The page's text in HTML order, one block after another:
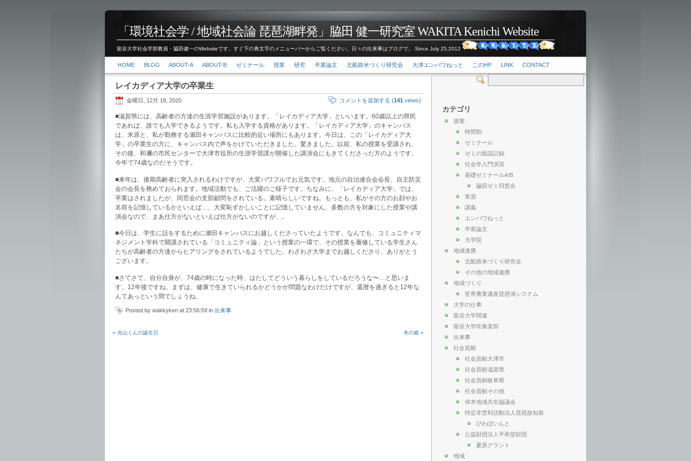
「環境社会学 / 地域社会論 琵琶湖畔発」脇田 健一研究室 WAKITA Kenichi Website
龍谷大学社会学部教員・脇田健一のWebsiteです。すぐ下の青文字のメニューバーからご覧ください。日々の出来事はブログで。 Since July 25,2012
HOME BLOG ABOUT-A ABOUT-B ゼミナール 授業 研究 卒業論文 北船路米づくり研究会 大津エンパワねっと このHP LINK CONTACT
レイカディア大学の卒業生
金曜日, 12月 18, 2020 コメントを追加する (141 views)
■滋賀県には、高齢者の方達の生涯学習施設があります。「レイカディア大学」といいます。60歳以上の県民
であれば、誰でも入学できるようです。私も入学する資格があります。「レイカディア大学」のキャンパス
は、米原と、私が勤務する瀬田キャンパスに比較的近い場所にもあります。今日は、この「レイカディア大
学」の卒業生の方に、キャンパス内で声をかけていただきました。驚きました。以前、私の授業を受講され、
その後、和邇の市民センターで大津市役所の生涯学習課が開催した講演会にもきてくださった方のようです。
今年で74歳なのだそうです。
■来年は、後期高齢者に突入されるわけですが、大変パワフルでお元気です。地元の自治連合会会長、自主防災
会の会長を務めておられます。地域活動でも、ご活躍のご様子です。ちなみに、「レイカディア大学」では、
卒業はされましたが、同窓会の支部顧問をされている。素晴らしいですね。もっとも、私がその方のお顔やお
名前を記憶しているかといえば…、大変恥ずかしいことに記憶していません。多数の方を対象にした授業や講
演会なので、まあ仕方がないといえば仕方がないのですが…。
■今日は、学生に話をするために瀬田キャンパスにお越しくださっていたようです。なんでも、コミュニティマ
ネジメント学科で開講されている「コミュニティ論」という授業の一環で、その授業を履修している学生さん
たちが高齢者の方達からヒアリングをされているようでした。わざわざ大学までお越しくださり、ありがとう
ございます。
■さてさて、自分自身が、74歳の時になった時、はたしてどういう暮らしをしているだろうな〜…と思いま
す。12年後ですね。まずは、健康で生きていられるかどうかが問題なわけだけですが、還暦を過ぎると12年な
んてあっという間でしょうね。
Posted by wakkyken at 23:56:59 in 出来事
冬の庭 »
« 光山くんの誕生日
カテゴリ
授業
時間割
ゼミナール
ゼミの面談記録
社会学入門演習
基礎ゼミナールA/B
脇田ゼミ同窓会
実習
講義
エンパワねっと
卒業論文
大学院
地域連携
北船路米づくり研究会
その他の地域連携
地域づくり
世界農業遺産琵琶湖システム
大学の仕事
龍谷大学関連
龍谷大学吹奏楽部
出来事
社会貢献
社会貢献大津市
社会貢献滋賀県
社会貢献岐阜県
社会貢献その他
仰木地域共生協議会
特定非営利活動法人琵琶故知新
びわぽいんと
公益財団法人平和堂財団
夏原グラント
地域